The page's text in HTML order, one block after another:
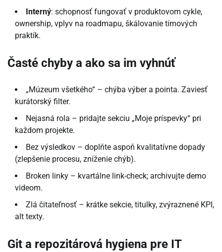
Interný: schopnosť fungovať v produktovom cykle,
ownership, vplyv na roadmapu, škálovanie tímových
praktík.
Časté chyby a ako sa im vyhnúť
„Múzeum všetkého“ – chýba výber a pointa. Zaviesť
kurátorský filter.
Nejasná rola – pridajte sekciu „Moje príspevky“ pri
každom projekte.
Bez výsledkov – doplňte aspoň kvalitatívne dopady
(zlepšenie procesu, zníženie chýb).
Broken linky – kvartálne link-check; archivujte demo
videom.
Zlá čitateľnosť – krátke sekcie, titulky, zvýraznené KPI,
alt texty.
Git a repozitárová hygiena pre IT